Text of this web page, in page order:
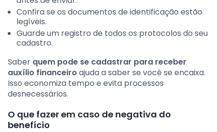
Confira se os documentos de identificação estão
legíveis.
Guarde um registro de todos os protocolos do seu
cadastro.
Saber quem pode se cadastrar para receber
auxílio financeiro ajuda a saber se você se encaixa.
Isso economiza tempo e evita processos
desnecessários.
O que fazer em caso de negativa do
benefício